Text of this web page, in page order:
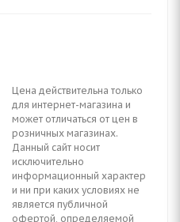
Цена действительна только
для интернет-магазина и
может отличаться от цен в
розничных магазинах.
Данный сайт носит
исключительно
информационный характер
и ни при каких условиях не
является публичной
офертой, определяемой